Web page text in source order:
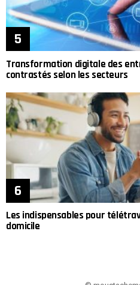
Transformation digitale des
contrastés selon les secteurs
Les indispensables pour
domicile